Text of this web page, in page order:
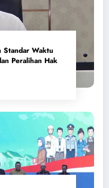
Standar Waktu
Peralihan Hak